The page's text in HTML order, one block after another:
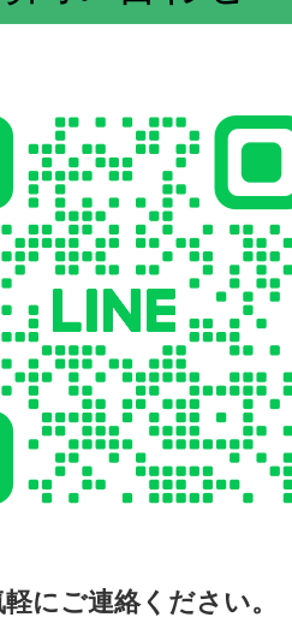
にご連絡ください。